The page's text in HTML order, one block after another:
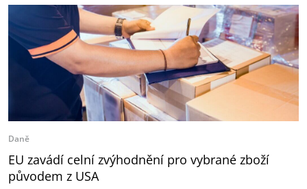
Daně
EU zavádí celní zvýhodnění pro vybrané zboží
původem z USA